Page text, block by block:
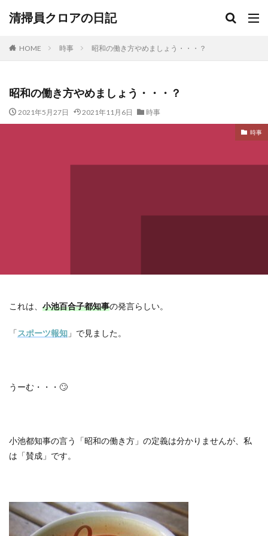
清掃員クロアの日記
HOME 時事 昭和の働き方やめましょう・・・？
昭和の働き方やめましょう・・・？
2021年5月27日 2021年11月6日 時事
時事
これは、 小池百合子都知事の発言らしい。
「スポーツ報知 」で見ました。
うーむ・・・ 🙄
小池都知事の言う「昭和の働き方」の定義は分かりませんが、私
は「賛成」です。